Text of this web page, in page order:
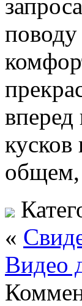
поводу
вперед
общем,
«
Видео